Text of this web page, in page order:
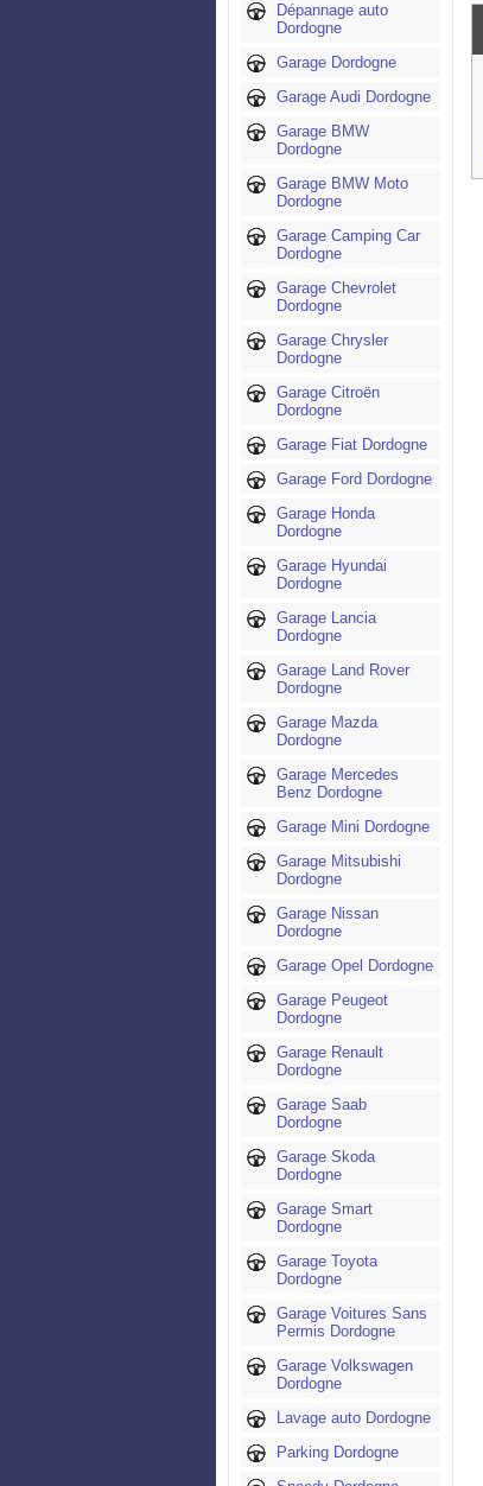
Dépannage auto
Dordogne
Garage Dordogne
Garage Audi Dordogne
Garage BMW
Dordogne
Garage BMW Moto
Dordogne
Garage Camping Car
Dordogne
Garage Chevrolet
Dordogne
Garage Chrysler
Dordogne
Garage Citroën
Dordogne
Garage Fiat Dordogne
Garage Ford Dordogne
Garage Honda
Dordogne
Garage Hyundai
Dordogne
Garage Lancia
Dordogne
Garage Land Rover
Dordogne
Garage Mazda
Dordogne
Garage Mercedes
Benz Dordogne
Garage Mini Dordogne
Garage Mitsubishi
Dordogne
Garage Nissan
Dordogne
Garage Opel Dordogne
Garage Peugeot
Dordogne
Garage Renault
Dordogne
Garage Saab
Dordogne
Garage Skoda
Dordogne
Garage Smart
Dordogne
Garage Toyota
Dordogne
Garage Voitures Sans
Permis Dordogne
Garage Volkswagen
Dordogne
Lavage auto Dordogne
Parking Dordogne